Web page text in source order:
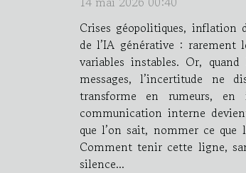
Crises géopolitiques, inflation
de l’IA générative : rarement
variables instables. Or,
messages, l’incertitude ne
transforme en rumeurs, en
communication interne
que l’on sait, nommer ce que
Comment tenir cette ligne, sans
silence...